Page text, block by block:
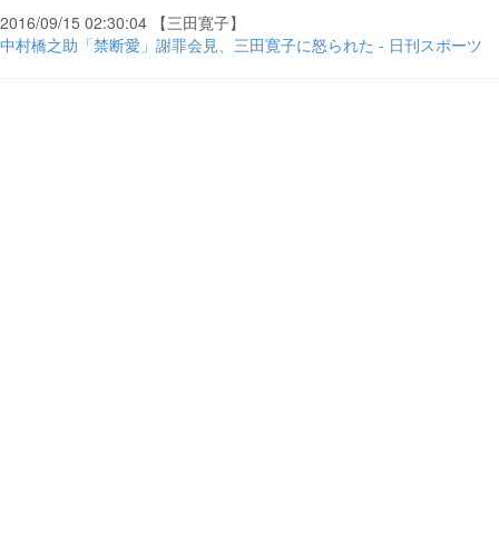
2016/09/15 02:30:04 【三田寛子】
中村橋之助「禁断愛」謝罪会見、三田寛子に怒られた - 日刊スポーツ